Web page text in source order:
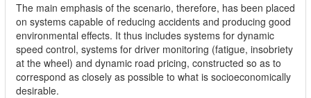
The main emphasis of the scenario, therefore, has been placed
on systems capable of reducing accidents and producing good
environmental effects. It thus includes systems for dynamic
speed control, systems for driver monitoring (fatigue, insobriety
at the wheel) and dynamic road pricing, constructed so as to
correspond as closely as possible to what is socioeconomically
desirable.